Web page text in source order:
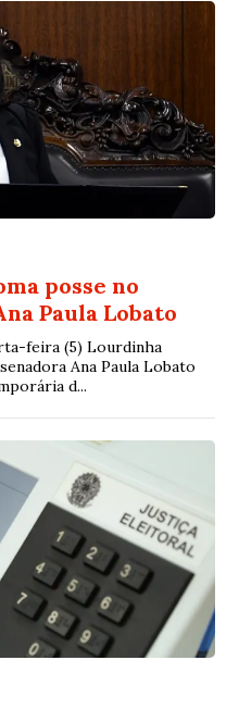
posse no
Paula Lobato
feira (5) Lourdinha
Ana Paula Lobato
d...